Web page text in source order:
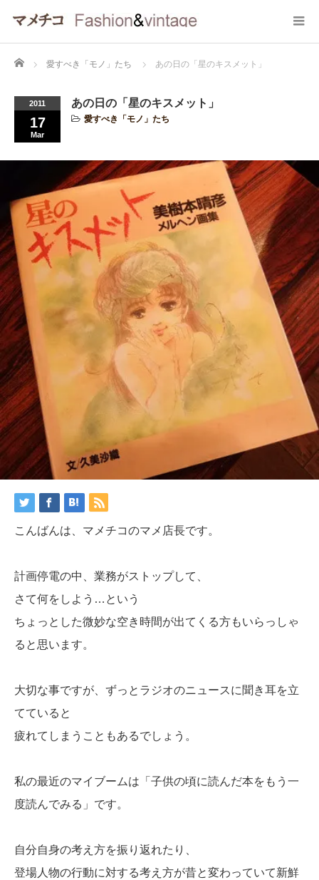
Home 愛すべき「モノ」たち あの日の「星のキスメット」
2011
17
Mar
あの日の「星のキスメット」
愛すべき「モノ」たち
こんばんは、マメチコのマメ店長です。
計画停電の中、業務がストップして、
さて何をしよう…という
ちょっとした微妙な空き時間が出てくる方もいらっしゃ
ると思います。
大切な事ですが、ずっとラジオのニュースに聞き耳を立
てていると
疲れてしまうこともあるでしょう。
私の最近のマイブームは「子供の頃に読んだ本をもう一
度読んでみる」です。
自分自身の考え方を振り返れたり、
登場人物の行動に対する考え方が昔と変わっていて新鮮